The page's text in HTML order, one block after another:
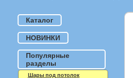
Каталог
НОВИНКИ
Популярные
разделы
Шары под потолок